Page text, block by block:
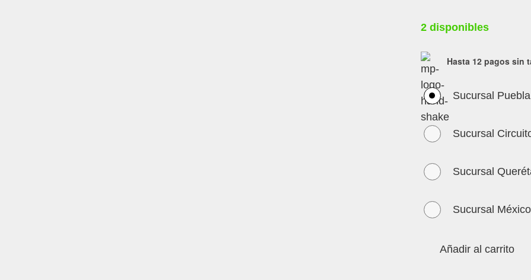
2 disponibles
Hasta 12 pagos sin
Sucursal Puebla
Sucursal
Sucursal
Sucursal México
Añadir al carrito